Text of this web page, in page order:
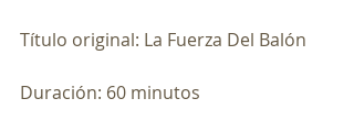
Título original: La Fuerza Del Balón
Duración: 60 minutos